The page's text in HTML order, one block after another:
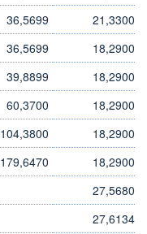
36,5699
21,3300
36,5699
18,2900
39,8899
18,2900
60,3700
18,2900
104,3800
18,2900
179,6470
18,2900
27,5680
27,6134